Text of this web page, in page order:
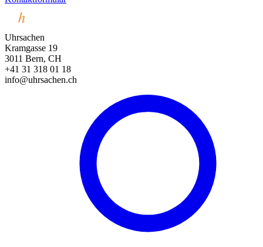
Uhrsachen
Kramgasse 19
3011 Bern, CH
+41 31 318 01 18
info@uhrsachen.ch